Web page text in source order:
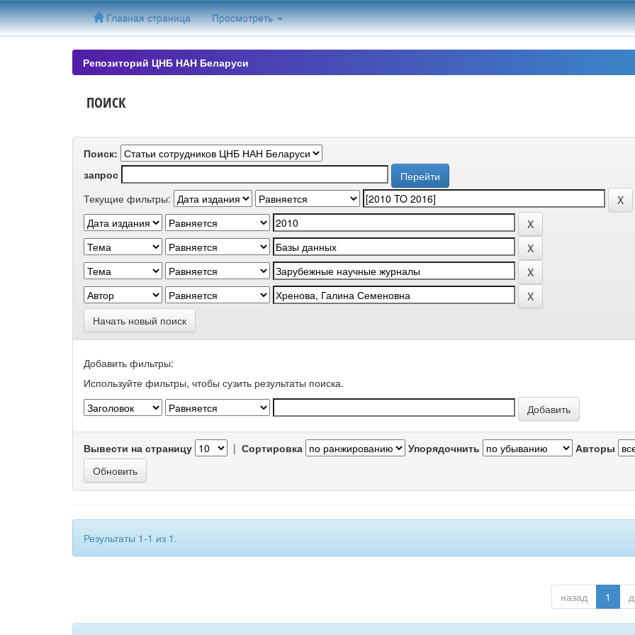
Skip
navigation
Главная страница Просмотреть
Репозиторий ЦНБ НАН Беларуси
ПОИСК
Поиск:
запрос
Текущие фильтры:
Начать новый поиск
Добавить фильтры:
Используйте фильтры, чтобы сузить результаты поиска.
Вывести на страницу | Сортировка Упорядочнить Авторы
Результаты 1-1 из 1.
назад 1